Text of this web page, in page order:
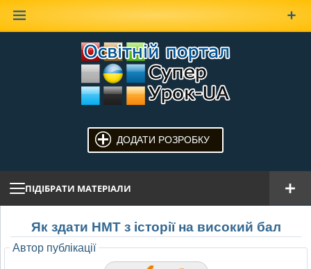
ДОДАТИ РОЗРОБКУ
ПІДІБРАТИ МАТЕРІАЛИ
Як здати НМТ з історії на високий бал
Автор публікації